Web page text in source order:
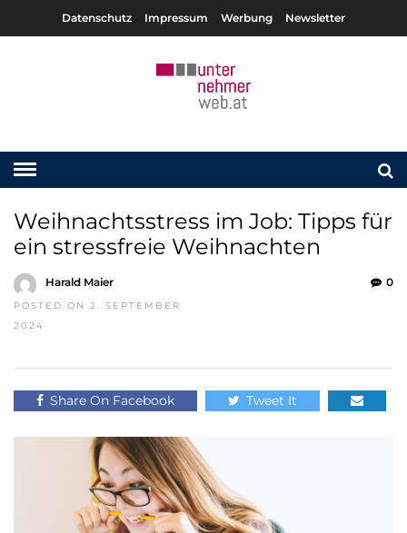
Datenschutz Impressum Werbung Newsletter
Weihnachtsstress im Job: Tipps für
ein stressfreie Weihnachten
Harald Maier
POSTED ON 2. SEPTEMBER
2024
0
Share On Facebook Tweet It